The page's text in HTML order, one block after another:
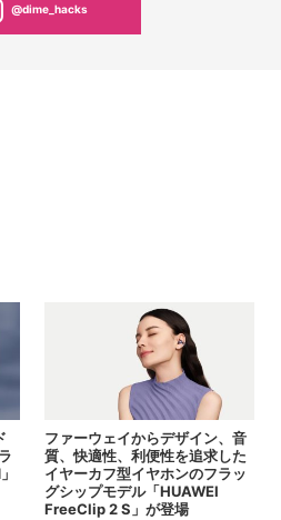
@dime_hacks
ファーウェイからデザイン、音
質、快適性、利便性を追求した
イヤーカフ型イヤホンのフラッ
グシップモデル「HUAWEI
FreeClip 2 S」が登場